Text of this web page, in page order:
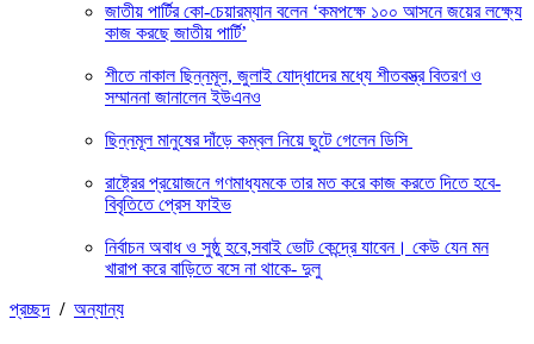
জাতীয় পার্টির কো-চেয়ারম্যান বলেন ‘কমপক্ষে ১০০ আসনে জয়ের লক্ষ্যে
কাজ করছে জাতীয় পার্টি’
শীতে নাকাল ছিন্নমূল, জুলাই যোদ্ধাদের মধ্যে শীতবস্ত্র বিতরণ ও
সম্মাননা জানালেন ইউএনও
ছিন্নমূল মানুষের দাঁড়ে কম্বল নিয়ে ছুটে গেলেন ডিসি
রাষ্ট্রের প্রয়োজনে গণমাধ্যমকে তার মত করে কাজ করতে দিতে হবে-
বিবৃতিতে প্রেস ফাইভ
নির্বাচন অবাধ ও সুষ্ঠু হবে,সবাই ভোট কেন্দ্রে যাবেন। কেউ যেন মন
খারাপ করে বাড়িতে বসে না থাকে- দুলু
প্রচ্ছদ / অন্যান্য